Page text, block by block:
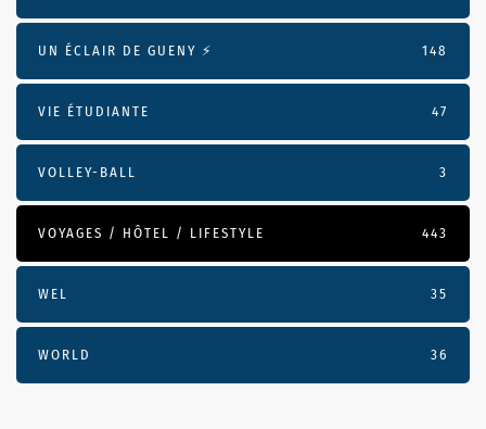
UN ÉCLAIR DE GUENY ⚡️ 148
VIE ÉTUDIANTE 47
VOLLEY-BALL 3
VOYAGES / HÔTEL / LIFESTYLE 443
WEL 35
WORLD 36